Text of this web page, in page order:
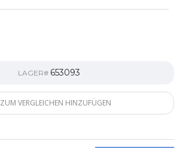
LAGER# 653093
ZUM VERGLEICHEN HINZUFÜGEN